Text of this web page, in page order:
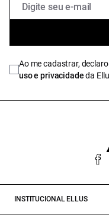
Ao me cadastrar,
uso e privacidadeda
INSTITUCIONAL ELLUS